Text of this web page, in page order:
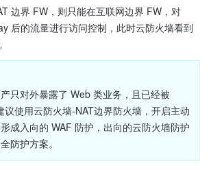
边界 FW，则只能在互联网边界 FW，对
后的流量进行访问控制，此时云防火墙看到
只对外暴露了 Web 类业务，且已经被
议使用云防火墙-NAT边界防火墙，开启主动
成入向的 WAF 防护，出向的云防火墙防护
防护方案。